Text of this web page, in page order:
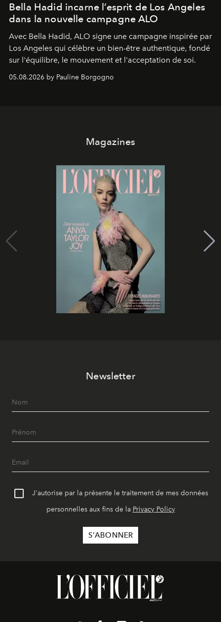
Bella Hadid incarne l’esprit de Los Angeles
dans la nouvelle campagne ALO
Avec Bella Hadid, ALO signe une campagne inspirée par
Los Angeles qui célèbre un bien-être authentique, fondé
sur l'équilibre, le mouvement et l'acceptation de soi.
05.08.2026 by Pauline Borgogno
Magazines
Newsletter
J'autorise par la présente le traitement de mes données
personnelles aux fins de la Privacy Policy